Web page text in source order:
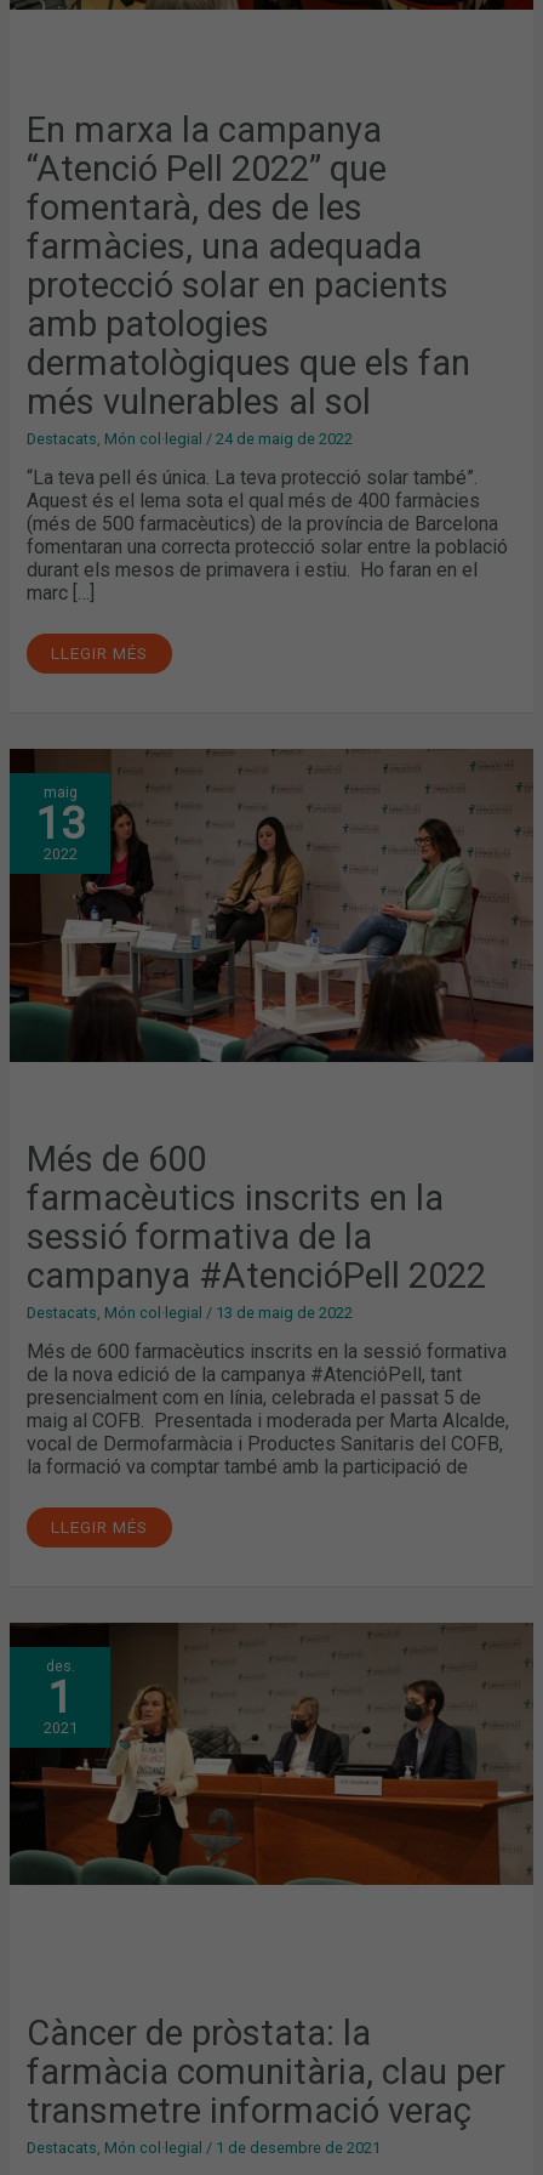
En marxa la campanya
“Atenció Pell 2022” que
fomentarà, des de les
farmàcies, una adequada
protecció solar en pacients
amb patologies
dermatològiques que els fan
més vulnerables al sol
Destacats, Món col·legial /24 de maig de 2022
“La teva pell és única. La teva protecció solar també”.
Aquest és el lema sota el qual més de 400 farmàcies
(més de 500 farmacèutics) de la província de Barcelona
fomentaran una correcta protecció solar entre la població
durant els mesos de primavera i estiu. Ho faran en el
marc […]
FAN
MÉS
VULNERABLES
AL
LLEGIR MÉS
maig
13
2022
Més de 600
farmacèutics inscrits en la
sessió formativa de la
campanya #AtencióPell 2022
Destacats, Món col·legial / 13 de maig de 2022
Més de 600 farmacèutics inscrits en la sessió formativa
de la nova edició de la campanya #AtencióPell, tant
presencialment com en línia, celebrada el passat 5 de
maig al COFB. Presentada i moderada per Marta Alcalde,
vocal de Dermofarmàcia i Productes Sanitaris del COFB,
la formació va comptar també amb la participació de
MÉS
DE
600
FARMACÈUTICS INSCRITS
EN LA
SESSIÓ
FORMATIVA
CAMPANYA
#ATENCIÓPELL
LLEGIR MÉS
des.
1
2021
Càncer de pròstata: la
farmàcia comunitària, clau per
transmetre informació veraç
Destacats Món col·legial / 1 de desembre de 2021
CÀNCER
DE
PRÒSTATA:
FARMÀCIA
COMUNITÀRIA,
CLAU
PER
TRANSMETRE
INFORMACIÓ